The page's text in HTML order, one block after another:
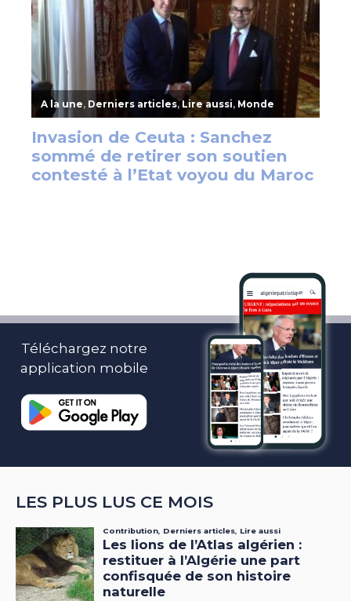
Téléchargez notre
application mobile
LES PLUS LUS CE MOIS